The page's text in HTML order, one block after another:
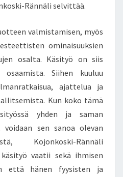
M
–
K
O
L
E
T
Ö
Y
T
Ä
Rännäli selvittää.
valmistamisen, myös
ominaisuuksien
osalta. Käsityö on siis
Siihen kuuluu
ajattelua ja
Kun koko tämä
yhden ja saman
sen sanoa olevan
Kojonkoski-Rännäli
käsityö vaatii sekä ihmisen
että hänen fyysisten ja